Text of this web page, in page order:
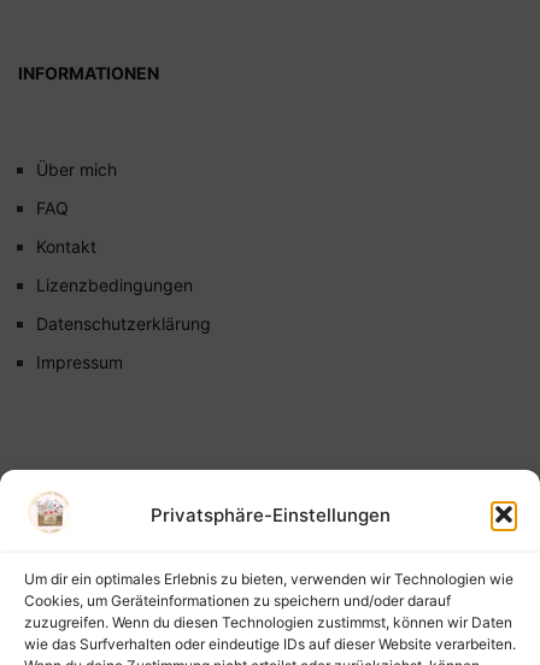
Privatsphäre-Einstellungen
Um dir ein optimales Erlebnis zu bieten, verwenden wir Technologien wie
Cookies, um Geräteinformationen zu speichern und/oder darauf
zuzugreifen. Wenn du diesen Technologien zustimmst, können wir Daten
wie das Surfverhalten oder eindeutige IDs auf dieser Website verarbeiten.
INFORMATIONEN
Über mich
FAQ
Kontakt
Lizenzbedingungen
Datenschutzerklärung
Impressum